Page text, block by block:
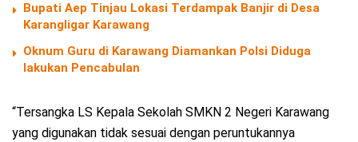
Bupati Aep Tinjau Lokasi Terdampak Banjir di Desa
Karangligar Karawang
Oknum Guru di Karawang Diamankan Polsi Diduga
lakukan Pencabulan
“Tersangka LS Kepala Sekolah SMKN 2 Negeri Karawang
yang digunakan tidak sesuai dengan peruntukannya